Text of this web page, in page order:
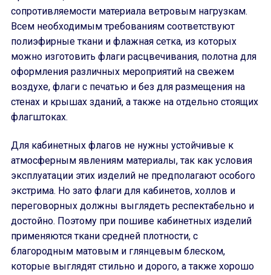
сопротивляемости материала ветровым нагрузкам.
Всем необходимым требованиям соответствуют
полиэфирные ткани и флажная сетка, из которых
можно изготовить флаги расцвечивания, полотна для
оформления различных мероприятий на свежем
воздухе, флаги с печатью и без для размещения на
стенах и крышах зданий, а также на отдельно стоящих
флагштоках.
Для кабинетных флагов не нужны устойчивые к
атмосферным явлениям материалы, так как условия
эксплуатации этих изделий не предполагают особого
экстрима. Но зато флаги для кабинетов, холлов и
переговорных должны выглядеть респектабельно и
достойно. Поэтому при пошиве кабинетных изделий
применяются ткани средней плотности, с
благородным матовым и глянцевым блеском,
которые выглядят стильно и дорого, а также хорошо